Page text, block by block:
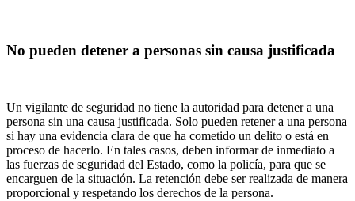
No pueden detener a personas sin causa justificada
Un vigilante de seguridad no tiene la autoridad para detener a una
persona sin una causa justificada. Solo pueden retener a una persona
si hay una evidencia clara de que ha cometido un delito o está en
proceso de hacerlo. En tales casos, deben informar de inmediato a
las fuerzas de seguridad del Estado, como la policía, para que se
encarguen de la situación. La retención debe ser realizada de manera
proporcional y respetando los derechos de la persona.